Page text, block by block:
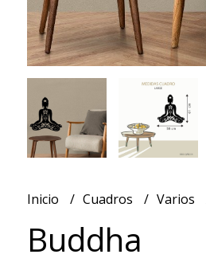
Inicio Cuadros Varios
Buddha